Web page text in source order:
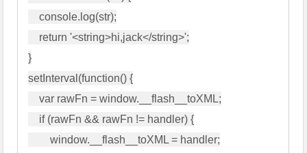
    console.log(str);
}
setInterval(function() {
    var rawFn = window.__flash__toXML;
        window.__flash__toXML = handler;